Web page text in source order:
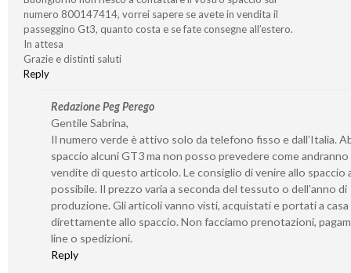
numero 800147414, vorrei sapere se avete in vendita il
passeggino Gt3, quanto costa e se fate consegne all’estero.
In attesa
Grazie e distinti saluti
Reply
Redazione Peg Perego
Gentile Sabrina,
Il numero verde è attivo solo da telefono fisso e dall’Italia.
spaccio alcuni GT3 ma non posso prevedere come andranno
vendite di questo articolo. Le consiglio di venire allo spaccio
possibile. Il prezzo varia a seconda del tessuto o dell’anno di
produzione. Gli articoli vanno visti, acquistati e portati a casa
direttamente allo spaccio. Non facciamo prenotazioni,
line o spedizioni.
Reply